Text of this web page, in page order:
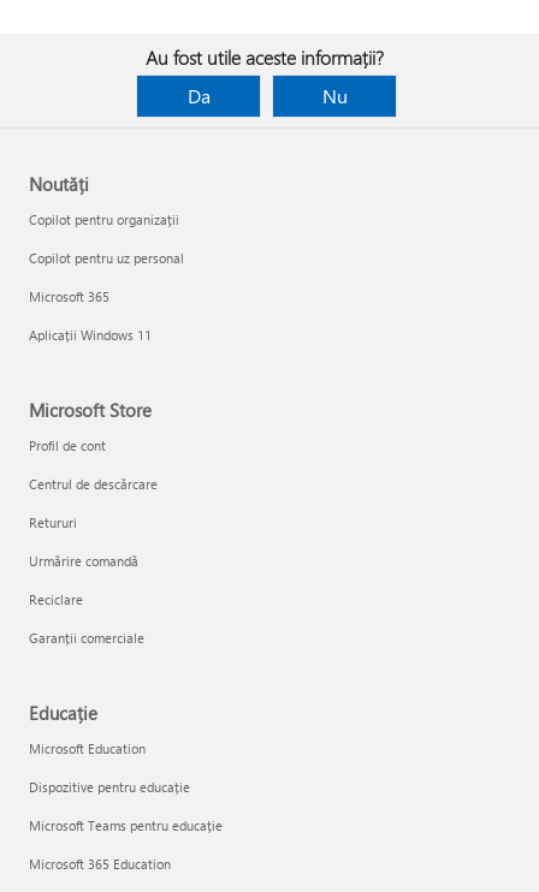
Au fost utile aceste informații?
Da
Nu
Noutăți
Copilot pentru organizații
Copilot pentru uz personal
Microsoft 365
Aplicații Windows 11
Microsoft Store
Profil de cont
Centrul de descărcare
Retururi
Urmărire comandă
Reciclare
Garanții comerciale
Educație
Microsoft Education
Dispozitive pentru educație
Microsoft Teams pentru educație
Microsoft 365 Education